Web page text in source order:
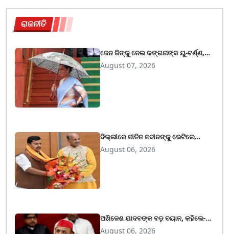
ରାଜନୀତି
ଜେନ ଜିଙ୍କୁ ନେଇ କଙ୍ଗନାଙ୍କ ୟୁ-ଟର୍ଣ୍ଣ,
କହିଲେ- ଆଜିର ଯୁବ ପିଢି ଆମର ଶକ୍ତି
August 07, 2026
ଦିଲ୍ଲୀରେ ନୀତିନ ନବୀନଙ୍କୁ ଭେଟିଲେ
ମନମୋହନ ସାମଲ, ବିଭିନ୍ନ ପ୍ରସଙ୍ଗରେ
ହେଲା ଗୁରୁତ୍ବପୂର୍ଣ୍ଣ ଆଲେଚନା
August 06, 2026
ଅଖିଳେଶ ଯାଦବଙ୍କ ବଡ଼ ବୟାନ, କହିଲେ-
EVM ସମାଲୋଚନାରୁ ଧ୍ୟାନ ହଟାଇବାକୁ
August 06, 2026